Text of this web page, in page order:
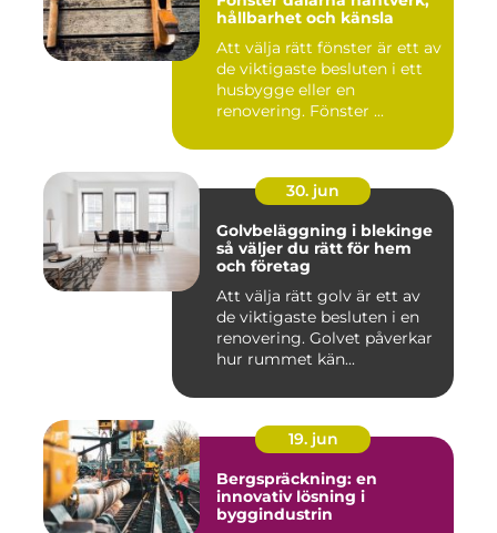
hållbarhet och känsla
Att välja rätt fönster är ett av
de viktigaste besluten i ett
husbygge eller en
renovering. Fönster ...
30. jun
Golvbeläggning i blekinge
så väljer du rätt för hem
och företag
Att välja rätt golv är ett av
de viktigaste besluten i en
renovering. Golvet påverkar
hur rummet kän...
19. jun
Bergspräckning: en
innovativ lösning i
byggindustrin